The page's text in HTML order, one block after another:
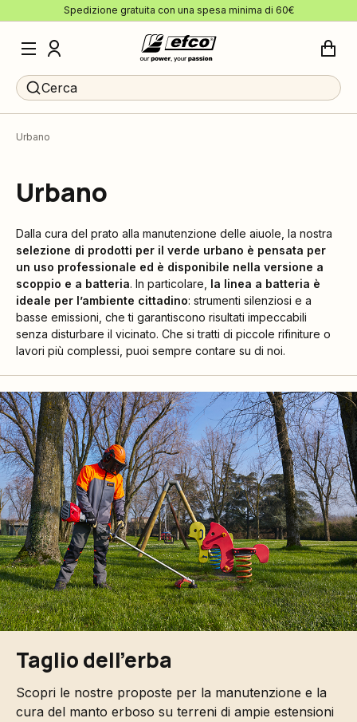
Spedizione gratuita con una spesa minima di 60€
Cerca
Urbano
Urbano
Dalla cura del prato alla manutenzione delle aiuole, la nostra
selezione di prodotti per il verde urbano è pensata per
un uso professionale ed è disponibile nella versione a
scoppio e a batteria. In particolare, la linea a batteria è
ideale per l’ambiente cittadino: strumenti silenziosi e a
basse emissioni, che ti garantiscono risultati impeccabili
senza disturbare il vicinato. Che si tratti di piccole rifiniture o
lavori più complessi, puoi sempre contare su di noi.
Taglio dell'erba
Scopri le nostre proposte per la manutenzione e la
cura del manto erboso su terreni di ampie estensioni